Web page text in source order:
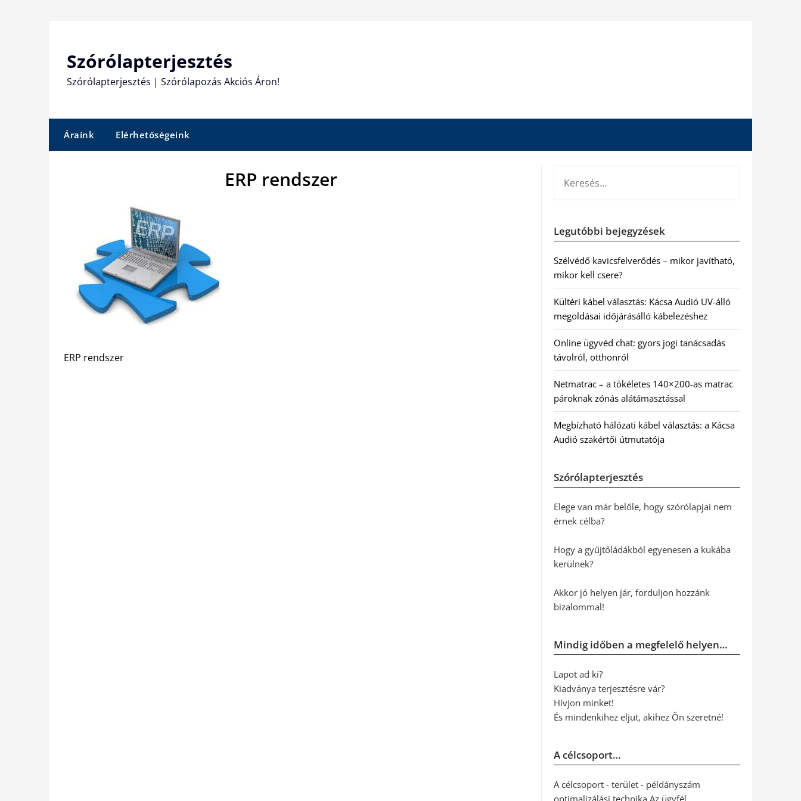
Szórólapterjesztés
Szórólapterjesztés | Szórólapozás Akciós Áron!
Áraink Elérhetőségeink
ERP rendszer
ERP rendszer
Legutóbbi bejegyzések
Szélvédő kavicsfelverődés – mikor javítható,
mikor kell csere?
Kültéri kábel választás: Kácsa Audió UV-álló
megoldásai időjárásálló kábelezéshez
Online ügyvéd chat: gyors jogi tanácsadás
távolról, otthonról
Netmatrac – a tökéletes 140×200-as matrac
pároknak zónás alátámasztással
Megbízható hálózati kábel választás: a Kácsa
Audió szakértői útmutatója
Szórólapterjesztés
Elege van már belőle, hogy szórólapjai nem
érnek célba?
Hogy a gyűjtőládákból egyenesen a kukába
kerülnek?
Akkor jó helyen jár, forduljon hozzánk
bizalommal!
Mindig időben a megfelelő helyen…
Lapot ad ki?
Kiadványa terjesztésre vár?
Hívjon minket!
És mindenkihez eljut, akihez Ön szeretné!
A célcsoport…
A célcsoport - terület - példányszám
optimalizálási technika Az ügyfél